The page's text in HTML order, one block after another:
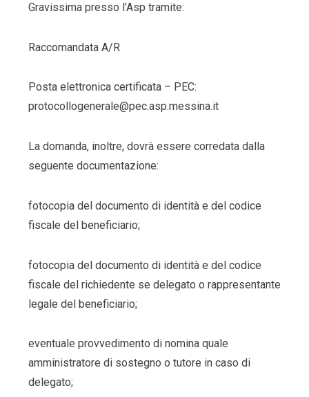
Gravissima presso l’Asp tramite:
Raccomandata A/R
Posta elettronica certificata – PEC:
protocollogenerale@pec.asp.messina.it
La domanda, inoltre, dovrà essere corredata dalla
seguente documentazione:
fotocopia del documento di identità e del codice
fiscale del beneficiario;
fotocopia del documento di identità e del codice
fiscale del richiedente se delegato o rappresentante
legale del beneficiario;
eventuale provvedimento di nomina quale
amministratore di sostegno o tutore in caso di
delegato;